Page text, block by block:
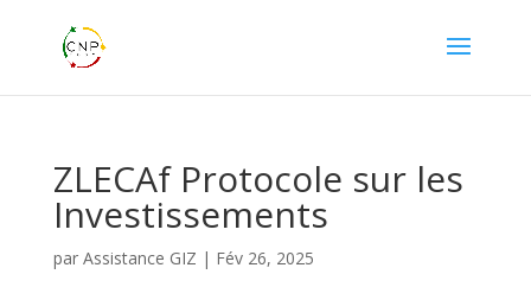
ZLECAf Protocole sur les
Investissements
par Assistance GIZ | Fév 26, 2025